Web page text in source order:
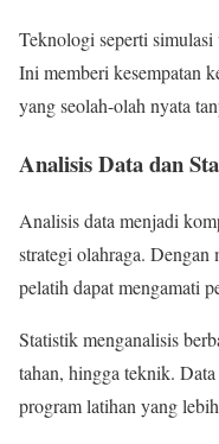
Teknologi seperti
Ini memberi kesempatan
yang seolah-olah nyata
Analisis Data dan
Analisis data menjadi
strategi olahraga. Dengan
pelatih dapat mengamati
Statistik menganalisis
tahan, hingga teknik.
program latihan yang